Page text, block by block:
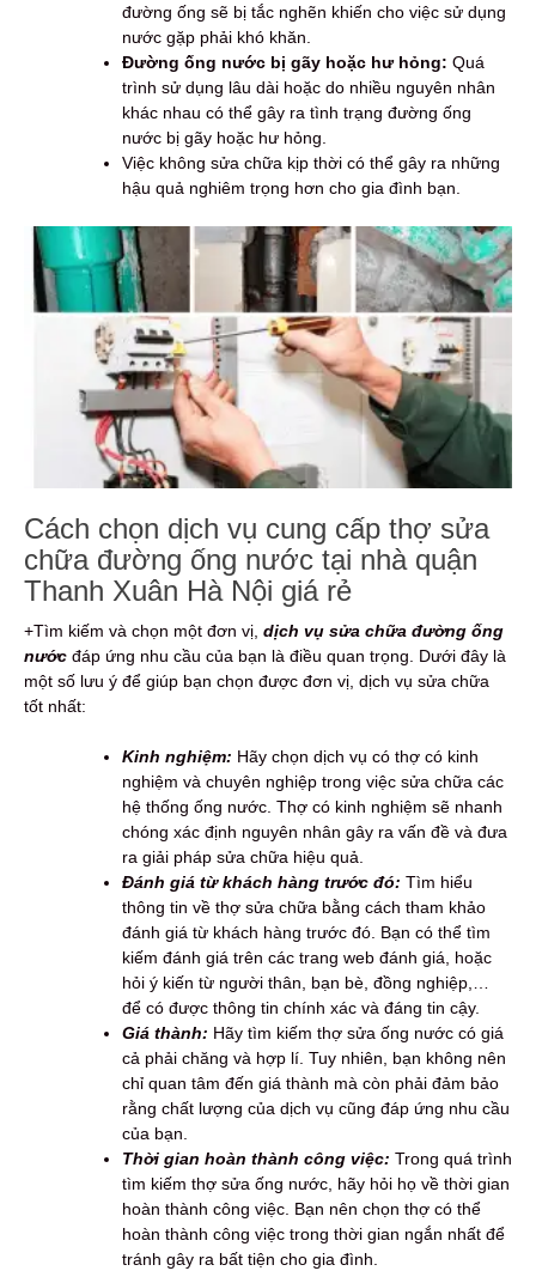
đường ống sẽ bị tắc nghẽn khiến cho việc sử dụng
nước gặp phải khó khăn.
Đường ống nước bị gãy hoặc hư hỏng: Quá
trình sử dụng lâu dài hoặc do nhiều nguyên nhân
khác nhau có thể gây ra tình trạng đường ống
nước bị gãy hoặc hư hỏng.
Việc không sửa chữa kịp thời có thể gây ra những
hậu quả nghiêm trọng hơn cho gia đình bạn.
Cách chọn dịch vụ cung cấp thợ sửa
chữa đường ống nước tại nhà quận
Thanh Xuân Hà Nội giá rẻ
+Tìm kiếm và chọn một đơn vị, dịch vụ sửa chữa đường ống
nước đáp ứng nhu cầu của bạn là điều quan trọng. Dưới đây là
một số lưu ý để giúp bạn chọn được đơn vị, dịch vụ sửa chữa
tốt nhất:
Kinh nghiệm: Hãy chọn dịch vụ có thợ có kinh
nghiệm và chuyên nghiệp trong việc sửa chữa các
hệ thống ống nước. Thợ có kinh nghiệm sẽ nhanh
chóng xác định nguyên nhân gây ra vấn đề và đưa
ra giải pháp sửa chữa hiệu quả.
Đánh giá từ khách hàng trước đó: Tìm hiểu
thông tin về thợ sửa chữa bằng cách tham khảo
đánh giá từ khách hàng trước đó. Bạn có thể tìm
kiếm đánh giá trên các trang web đánh giá, hoặc
hỏi ý kiến từ người thân, bạn bè, đồng nghiệp,…
để có được thông tin chính xác và đáng tin cậy.
Giá thành: Hãy tìm kiếm thợ sửa ống nước có giá
cả phải chăng và hợp lí. Tuy nhiên, bạn không nên
chỉ quan tâm đến giá thành mà còn phải đảm bảo
rằng chất lượng của dịch vụ cũng đáp ứng nhu cầu
của bạn.
Thời gian hoàn thành công việc: Trong quá trình
tìm kiếm thợ sửa ống nước, hãy hỏi họ về thời gian
hoàn thành công việc. Bạn nên chọn thợ có thể
hoàn thành công việc trong thời gian ngắn nhất để
tránh gây ra bất tiện cho gia đình.